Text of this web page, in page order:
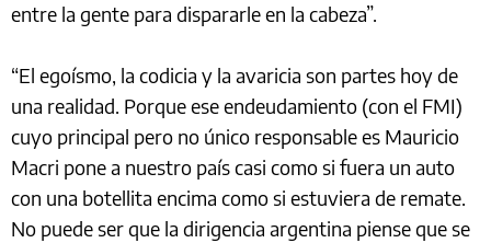
entre la gente para dispararle en la cabeza”.
“El egoísmo, la codicia y la avaricia son partes hoy de
una realidad. Porque ese endeudamiento (con el FMI)
cuyo principal pero no único responsable es Mauricio
Macri pone a nuestro país casi como si fuera un auto
con una botellita encima como si estuviera de remate.
No puede ser que la dirigencia argentina piense que se